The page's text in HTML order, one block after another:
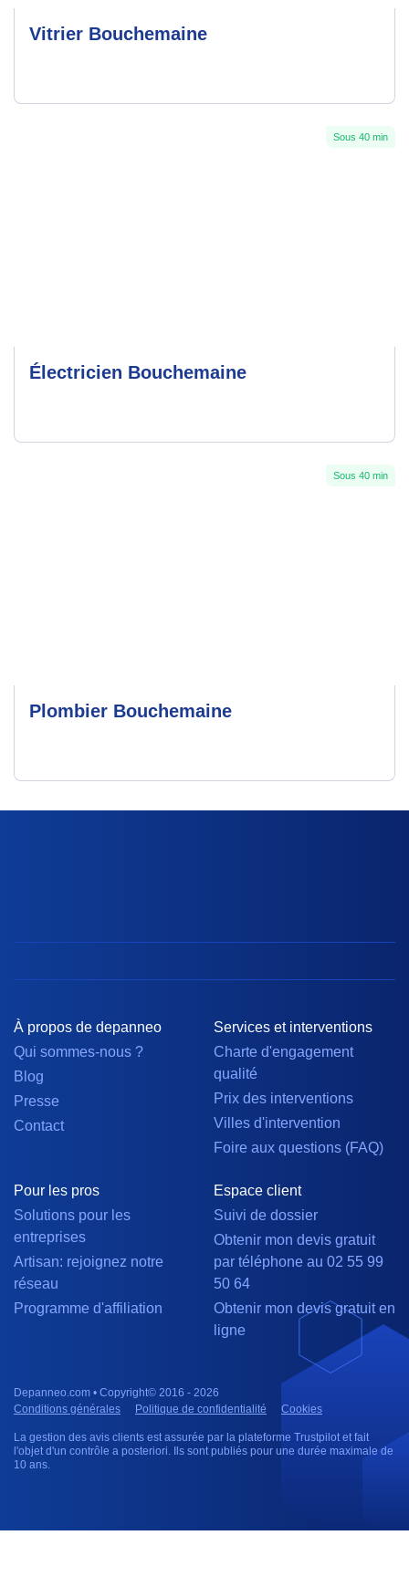
Vitrier Bouchemaine
Sous 40 min
Électricien Bouchemaine
Sous 40 min
Plombier Bouchemaine
À propos de depanneo
Qui sommes-nous ?
Blog
Presse
Contact
Services et interventions
Charte d'engagement
qualité
Prix des interventions
Villes d'intervention
Foire aux questions (FAQ)
Pour les pros
Solutions pour les
entreprises
Artisan: rejoignez notre
réseau
Programme d'affiliation
Espace client
Suivi de dossier
Obtenir mon devis gratuit
par téléphone au 02 55 99
50 64
Obtenir mon devis gratuit en
ligne
Depanneo.com • Copyright© 2016 - 2026
Conditions générales
Politique de confidentialité Cookies
La gestion des avis clients est assurée par la plateforme Trustpilot et fait
l'objet d'un contrôle a posteriori. Ils sont publiés pour une durée maximale de
10 ans.